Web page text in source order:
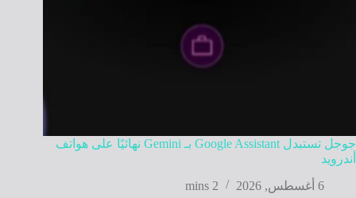
جوجل تستبدل Google Assistant بـ Gemini نهائيًا على هواتف
أندرويد
6 أغسطس, 2026
2 mins